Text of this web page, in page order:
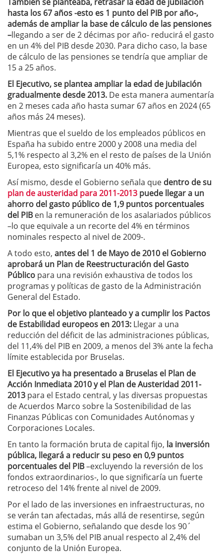
hasta los 67 años -esto es 1 punto del PIB por año-,
además de ampliar la base de cálculo de las pensiones
–llegando a ser de 2 décimas por año- reducirá el gasto
en un 4% del PIB desde 2030. Para dicho caso, la base
de cálculo de las pensiones se tendría que ampliar de
15 a 25 años.
El Ejecutivo, se plantea ampliar la edad de jubilación
gradualmente desde 2013. De esta manera aumentaría
en 2 meses cada año hasta sumar 67 años en 2024 (65
años más 24 meses).
Mientras que el sueldo de los empleados públicos en
España ha subido entre 2000 y 2008 una media del
5,1% respecto al 3,2% en el resto de países de la Unión
Europea, esto significaría un 40% más.
Así mismo, desde el Gobierno señala que dentro de su
plan de austeridad para 2011-2013 puede llegar a un
ahorro del gasto público de 1,9 puntos porcentuales
del PIB en la remuneración de los asalariados públicos
–lo que equivale a un recorte del 4% en términos
nominales respecto al nivel de 2009-.
A todo esto, antes del 1 de Mayo de 2010 el Gobierno
aprobará un Plan de Reestructuración del Gasto
Público para una revisión exhaustiva de todos los
programas y políticas de gasto de la Administración
General del Estado.
Por lo que el objetivo planteado y a cumplir los Pactos
de Estabilidad europeos en 2013: Llegar a una
reducción del déficit de las administraciones públicas,
del 11,4% del PIB en 2009, a menos del 3% ante la fecha
límite establecida por Bruselas.
El Ejecutivo ya ha presentado a Bruselas el Plan de
Acción Inmediata 2010 y el Plan de Austeridad 2011-
2013 para el Estado central, y las diversas propuestas
de Acuerdos Marco sobre la Sostenibilidad de las
Finanzas Públicas con Comunidades Autónomas y
Corporaciones Locales.
En tanto la formación bruta de capital fijo, la inversión
pública, llegará a reducir su peso en 0,9 puntos
porcentuales del PIB–excluyendo la reversión de los
fondos extraordinarios-, lo que significaría un fuerte
retroceso del 14% frente al nivel de 2009.
Por el lado de las inversiones en infraestructuras, no
se verán tan afectadas, más allá de resentirse, según
estima el Gobierno, señalando que desde los 90´
sumaban un 3,5% del PIB anual respecto al 2,4% del
conjunto de la Unión Europea.